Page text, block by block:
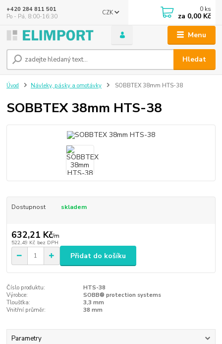
Menu
CZK
Hledat
+420 284 811 501
Po - Pá, 8:00-16:30
0 ks
za 0,00 Kč
Úvod Návleky, pásky a omotávky SOBBTEX 38mm HTS-38
SOBBTEX 38mm HTS-38
Dostupnost skladem
632,21 Kč/m
522,49 Kč bez DPH
Přidat do košíku
Číslo produktu:
HTS-38
Výrobce:
SOBB® protection systems
Tloušťka:
3,3 mm
Vnitřní průměr:
38 mm
Parametry